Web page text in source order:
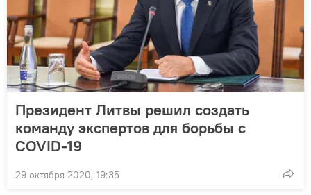
Президент Литвы решил создать
команду экспертов для борьбы с
COVID-19
29 октября 2020, 19:35